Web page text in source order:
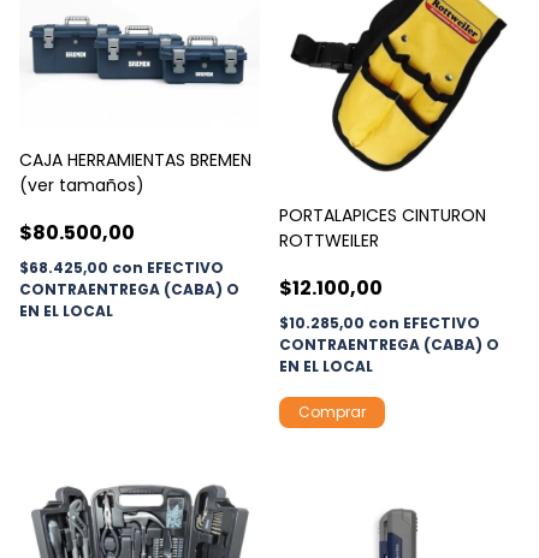
CAJA HERRAMIENTAS BREMEN
(ver tamaños)
$80.500,00
$68.425,00 con EFECTIVO
CONTRAENTREGA (CABA) O
EN EL LOCAL
PORTALAPICES CINTURON
ROTTWEILER
$12.100,00
$10.285,00 con EFECTIVO
CONTRAENTREGA (CABA) O
EN EL LOCAL